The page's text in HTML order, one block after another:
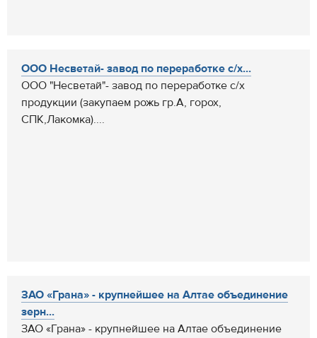
ООО Несветай- завод по переработке с/х...
ООО "Несветай"- завод по переработке с/х
продукции (закупаем рожь гр.А, горох,
СПК,Лакомка)....
ЗАО «Грана» - крупнейшее на Алтае объединение
зерн...
ЗАО «Грана» - крупнейшее на Алтае объединение